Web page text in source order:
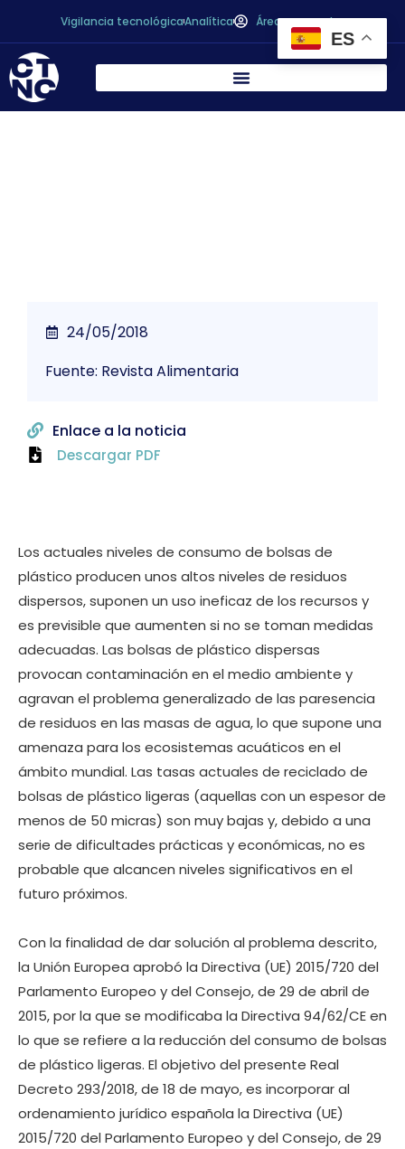
Vigilancia tecnológicaAnalítica Área personal
Los actuales niveles de consumo de bolsas de
plástico producen unos altos niveles de residuos
dispersos, suponen un uso ineficaz de los recursos y
es previsible que aumenten si no se toman medidas
adecuadas. Las bolsas de plástico dispersas
provocan contaminación en el medio ambiente y
agravan el problema generalizado de las paresencia
de residuos en las masas de agua, lo que supone una
amenaza para los ecosistemas acuáticos en el
ámbito mundial. Las tasas actuales de reciclado de
bolsas de plástico ligeras (aquellas con un espesor de
menos de 50 micras) son muy bajas y, debido a una
serie de dificultades prácticas y económicas, no es
probable que alcancen niveles significativos en el
futuro próximos.
Con la finalidad de dar solución al problema descrito,
la Unión Europea aprobó la Directiva (UE) 2015/720 del
Parlamento Europeo y del Consejo, de 29 de abril de
2015, por la que se modificaba la Directiva 94/62/CE en
lo que se refiere a la reducción del consumo de bolsas
de plástico ligeras. El objetivo del presente Real
Decreto 293/2018, de 18 de mayo, es incorporar al
ordenamiento jurídico española la Directiva (UE)
2015/720 del Parlamento Europeo y del Consejo, de 29
24/05/2018
Fuente: Revista Alimentaria
Enlace a la noticia
Descargar PDF
ES